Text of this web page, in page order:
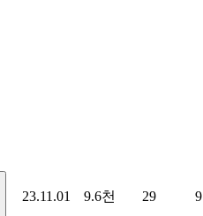
23.11.01 9.6천 29 9